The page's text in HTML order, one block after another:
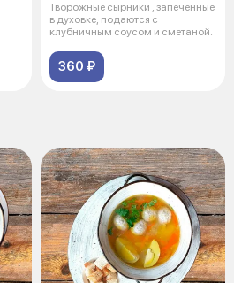
Творожные сырники , запеченные
в духовке, подаются с
клубничным соусом и сметаной.
360 ₽